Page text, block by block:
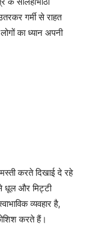
गर्मी से राहत
का ध्यान अपनी
करते दिखाई दे रहे
धूल और मिट्टी
व्यवहार है,
करते हैं।